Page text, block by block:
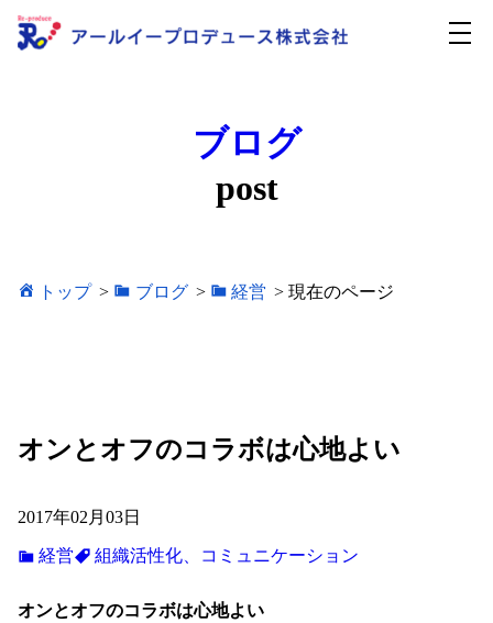
ブログ
post
トップ > ブログ > 経営 >現在のページ
オンとオフのコラボは心地よい
2017年02月03日
経営 組織活性化、コミュニケーション
オンとオフのコラボは心地よい